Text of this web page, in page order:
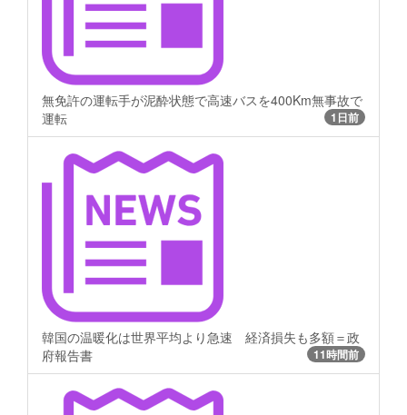
無免許の運転手が泥酔状態で高速バスを400Km無事故で
運転
1日前
韓国の温暖化は世界平均より急速 経済損失も多額＝政
府報告書
11時間前